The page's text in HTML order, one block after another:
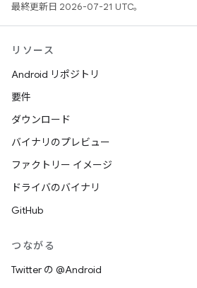
最終更新日 2026-07-21 UTC。
リソース
Android リポジトリ
要件
ダウンロード
バイナリのプレビュー
ファクトリー イメージ
ドライバのバイナリ
GitHub
つながる
Twitter の @Android